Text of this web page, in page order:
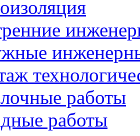
работы
работы